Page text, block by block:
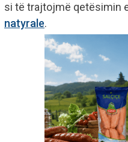
si të trajtojmë qetësimin
natyrale.